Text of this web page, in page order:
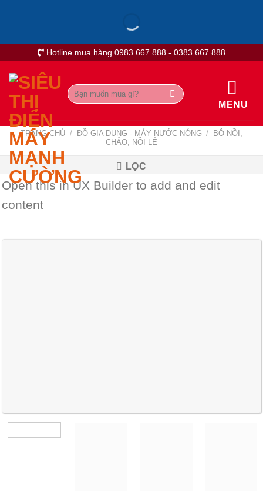
Hotline mua hàng 0983 667 888 - 0383 667 888
Tìm
kiếm:
MENU
TRANG CHỦ / ĐỒ GIA DỤNG - MÁY NƯỚC NÓNG /
BỘ NỒI,
CHẢO, NỒI LẺ
LỌC
Open this in UX Builder to add and edit
content